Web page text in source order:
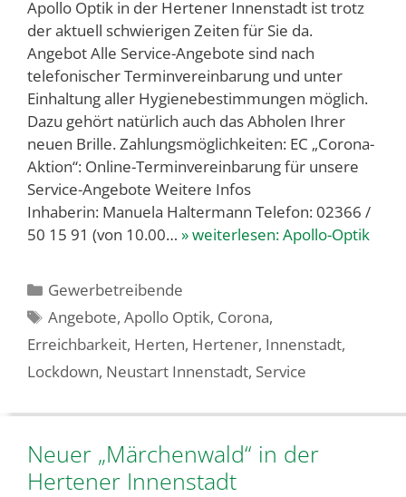
Apollo Optik in der Hertener Innenstadt ist trotz
der aktuell schwierigen Zeiten für Sie da.
Angebot Alle Service-Angebote sind nach
telefonischer Terminvereinbarung und unter
Einhaltung aller Hygienebestimmungen möglich.
Dazu gehört natürlich auch das Abholen Ihrer
neuen Brille. Zahlungsmöglichkeiten: EC „Corona-
Aktion“: Online-Terminvereinbarung für unsere
Service-Angebote Weitere Infos
Inhaberin: Manuela Haltermann Telefon: 02366 /
50 15 91 (von 10.00… » weiterlesen:Apollo-Optik
Kategorien
Gewerbetreibende
Schlagwörter
Angebote,Apollo Optik, Corona,
Erreichbarkeit, Herten, Hertener, Innenstadt,
Lockdown, Neustart Innenstadt, Service
Neuer „Märchenwald“ in der
Hertener Innenstadt